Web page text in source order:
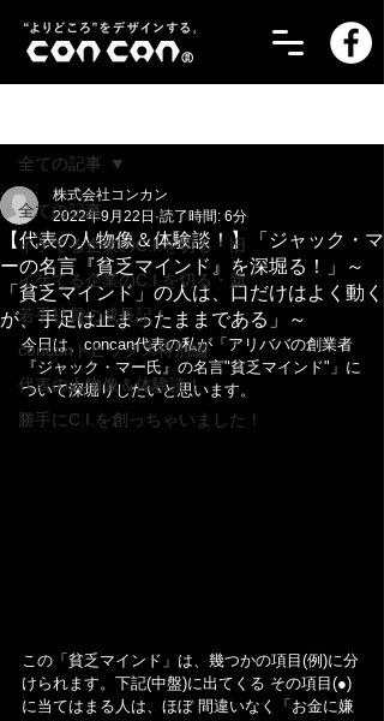
全ての記事
イケてる企業のC.I.を切る・旧
イケてる企業のC.I.を切る・新
若手社員の成長記！
concanトピックス特別編
代表の人物像＆体験談！
勝手にC.I.を創っちゃいました！
全ての記事
【代表の人物像＆体験談！】「ジャック・マ
ーの名言『貧乏マインド』を深堀る！」～
「貧乏マインド」の人は、口だけはよく動く
が、手足は止まったままである」～
株式会社コンカン
2022年9月22日 読了時間: 6分
今日は、concan代表の私が「アリババの創業者
『ジャック・マー氏』の名言"貧乏マインド"」に
ついて深堀りしたいと思います。
この「貧乏マインド」は、幾つかの項目(例)に分
けられます。下記(中盤)に出てくる その項目(●)
に当てはまる人は、ほぼ 間違いなく「お金に嫌